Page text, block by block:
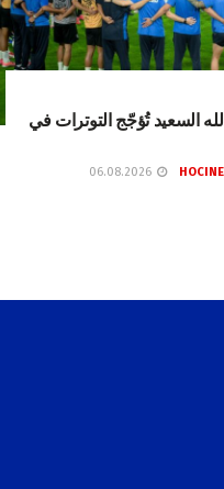
السعيد تُؤجّج التوترات في